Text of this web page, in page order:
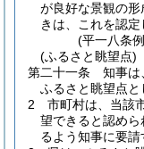
が良好な景観の
きは、これを認定
(平一八条
(ふるさと眺望点)
第二十一条
知事は
ふるさと眺望点と
2
市町村は、当該
望できると認め
るよう知事に要請